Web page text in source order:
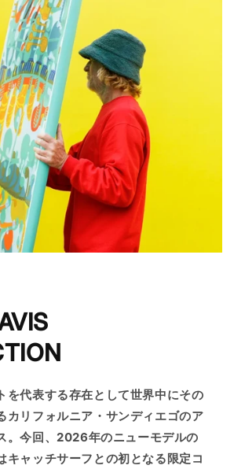
を代表する存在として世界中にその
カリフォルニア・サンディエゴのア
。今回、2026年のニューモデルの
キャッチサーフとの初となる限定コ